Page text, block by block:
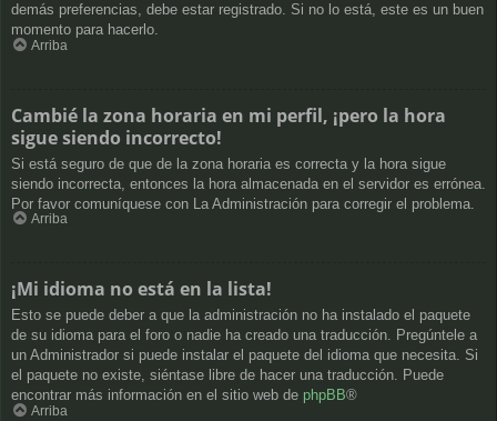
demás preferencias, debe estar registrado. Si no lo está, este es un buen
momento para hacerlo.
Arriba
Cambié la zona horaria en mi perfil, ¡pero la hora
sigue siendo incorrecto!
Si está seguro de que de la zona horaria es correcta y la hora sigue
siendo incorrecta, entonces la hora almacenada en el servidor es errónea.
Por favor comuníquese con La Administración para corregir el problema.
Arriba
¡Mi idioma no está en la lista!
Esto se puede deber a que la administración no ha instalado el paquete
de su idioma para el foro o nadie ha creado una traducción. Pregúntele a
un Administrador si puede instalar el paquete del idioma que necesita. Si
el paquete no existe, siéntase libre de hacer una traducción. Puede
encontrar más información en el sitio web de phpBB®
Arriba